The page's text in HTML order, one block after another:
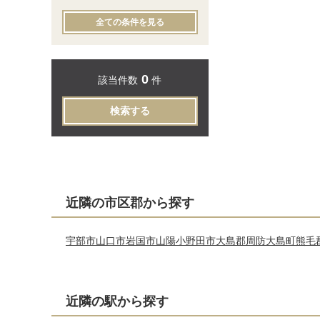
全ての条件を見る
該当件数 0 件
検索する
近隣の市区郡から探す
宇部市山口市岩国市山陽小野田市大島郡周防大島町熊毛
近隣の駅から探す